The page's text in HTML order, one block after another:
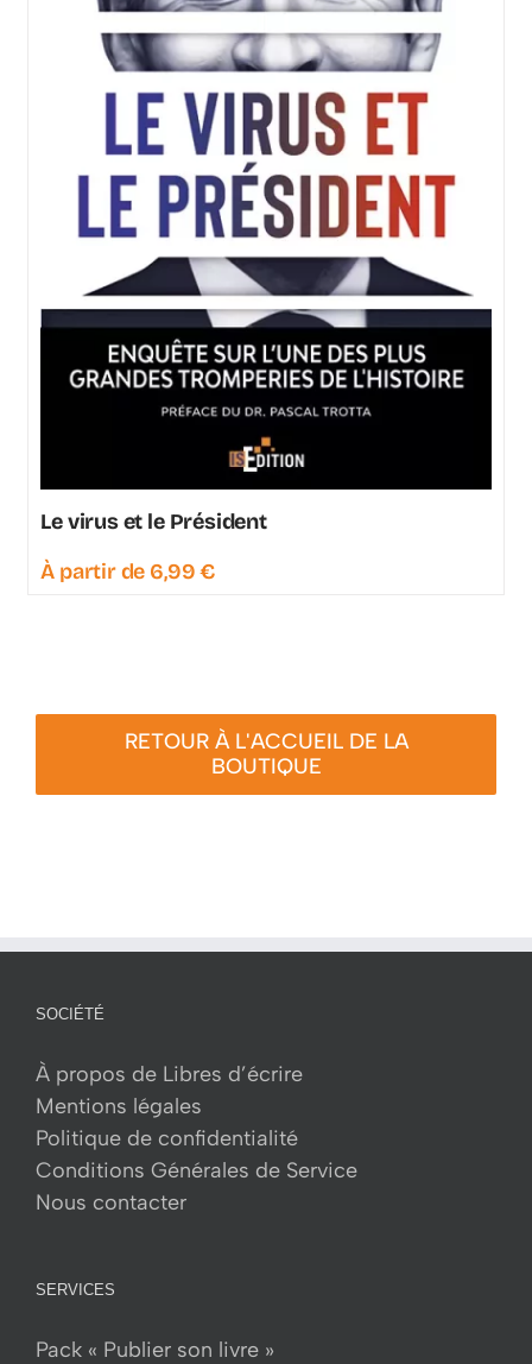
Le virus et le Président
À partir de 6,99€
RETOUR À L'ACCUEIL DE LA
BOUTIQUE
SOCIÉTÉ
À propos de Libres d’écrire
Mentions légales
Politique de confidentialité
Conditions Générales de Service
Nous contacter
SERVICES
Pack « Publier son livre »